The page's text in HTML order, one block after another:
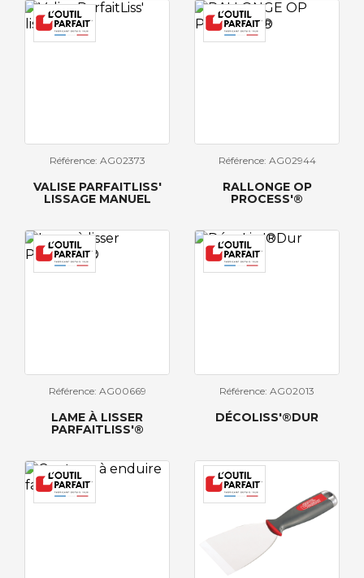
Référence: AG02373
VALISE PARFAITLISS'
LISSAGE MANUEL
Référence: AG02944
RALLONGE OP
PROCESS'®
Référence: AG00669
LAME À LISSER
PARFAITLISS'®
Référence: AG02013
DÉCOLISS'®DUR